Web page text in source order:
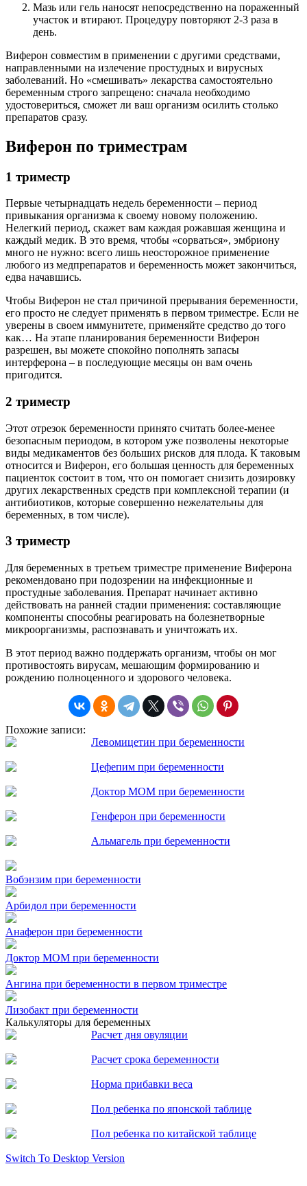
Мазь или гель наносят непосредственно на пораженный
участок и втирают. Процедуру повторяют 2-3 раза в
день.
Виферон совместим в применении с другими средствами,
направленными на излечение простудных и вирусных
заболеваний. Но «смешивать» лекарства самостоятельно
беременным строго запрещено: сначала необходимо
удостовериться, сможет ли ваш организм осилить столько
препаратов сразу.
Виферон по триместрам
1 триместр
Первые четырнадцать недель беременности – период
привыкания организма к своему новому положению.
Нелегкий период, скажет вам каждая рожавшая женщина и
каждый медик. В это время, чтобы «сорваться», эмбриону
много не нужно: всего лишь неосторожное применение
любого из медпрепаратов и беременность может закончиться,
едва начавшись.
Чтобы Виферон не стал причиной прерывания беременности,
его просто не следует применять в первом триместре. Если не
уверены в своем иммунитете, применяйте средство до того
как… На этапе планирования беременности Виферон
разрешен, вы можете спокойно пополнять запасы
интерферона – в последующие месяцы он вам очень
пригодится.
2 триместр
Этот отрезок беременности принято считать более-менее
безопасным периодом, в котором уже позволены некоторые
виды медикаментов без больших рисков для плода. К таковым
относится и Виферон, его большая ценность для беременных
пациенток состоит в том, что он помогает снизить дозировку
других лекарственных средств при комплексной терапии (и
антибиотиков, которые совершенно нежелательны для
беременных, в том числе).
3 триместр
Для беременных в третьем триместре применение Виферона
рекомендовано при подозрении на инфекционные и
простудные заболевания. Препарат начинает активно
действовать на ранней стадии применения: составляющие
компоненты способны реагировать на болезнетворные
микроорганизмы, распознавать и уничтожать их.
В этот период важно поддержать организм, чтобы он мог
противостоять вирусам, мешающим формированию и
рождению полноценного и здорового человека.
Похожие записи:
Левомицетин при беременности
Цефепим при беременности
Доктор МОМ при беременности
Генферон при беременности
Альмагель при беременности
Вобэнзим при беременности
Арбидол при беременности
Анаферон при беременности
Доктор МОМ при беременности
Ангина при беременности в первом триместре
Лизобакт при беременности
Калькуляторы для беременных
Расчет дня овуляции
Расчет срока беременности
Норма прибавки веса
Пол ребенка по японской таблице
Пол ребенка по китайской таблице
Switch To Desktop Version